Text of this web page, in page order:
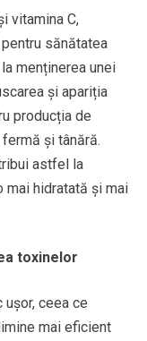
vitamina C,
sănătatea
menținerea unei
și apariția
producția de
și tânără.
astfel la
hidratată și mai
toxinelor
ceea ce
mai eficient